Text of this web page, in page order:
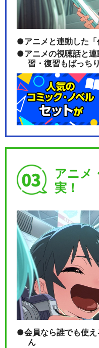
アニメと連動した
アニメの視聴話と
習・復習もばっちり
アニメ
実！
会員なら誰でも使
ん